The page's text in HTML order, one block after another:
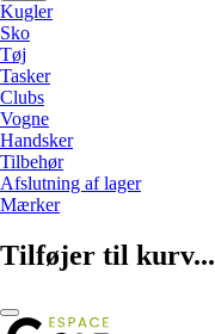
Kugler
Sko
Tøj
Tasker
Clubs
Vogne
Handsker
Tilbehør
Afslutning af lager
Mærker
Tilføjer til kurv...